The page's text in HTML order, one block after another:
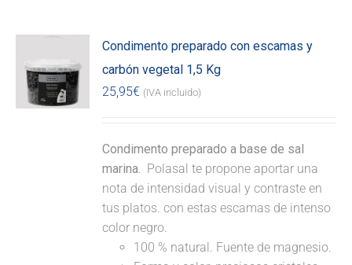
Condimento preparado con escamas y
carbón vegetal 1,5 Kg
25,95€ (IVA incluido)
Condimento preparado a base de sal
marina. Polasal te propone aportar una
nota de intensidad visual y contraste en
tus platos. con estas escamas de intenso
color negro.
100 % natural. Fuente de magnesio.